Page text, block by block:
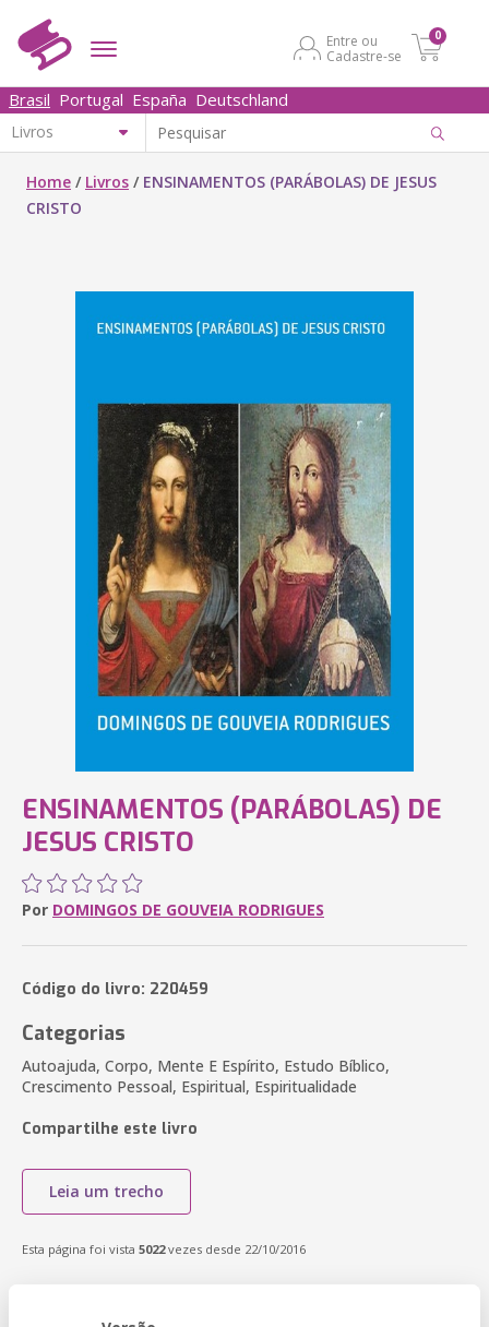
Entre ou
Cadastre-se
0
Brasil Portugal España Deutschland
Home / Livros / ENSINAMENTOS (PARÁBOLAS) DE JESUS
CRISTO
ENSINAMENTOS (PARÁBOLAS) DE
JESUS CRISTO
Por DOMINGOS DE GOUVEIA RODRIGUES
Código do livro: 220459
Categorias
Autoajuda, Corpo, Mente E Espírito, Estudo Bíblico,
Crescimento Pessoal, Espiritual, Espiritualidade
Compartilhe este livro
Leia um trecho
Esta página foi vista 5022vezes desde 22/10/2016